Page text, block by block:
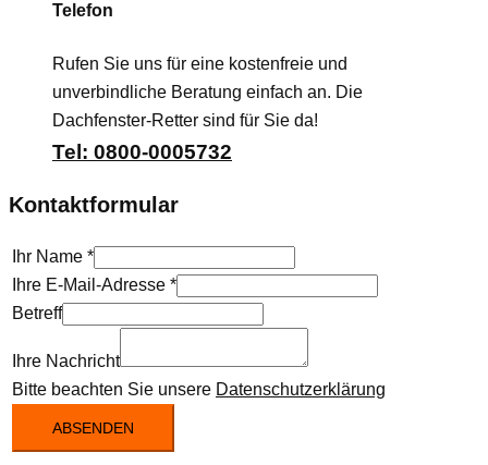
Telefon
Rufen Sie uns für eine kostenfreie und
unverbindliche Beratung einfach an. Die
Dachfenster-Retter sind für Sie da!
Tel: 0800-0005732
Kontaktformular
Ihr Name *
Ihre E-Mail-Adresse *
Betreff
Ihre Nachricht
Bitte beachten Sie unsere Datenschutzerklärung
ABSENDEN